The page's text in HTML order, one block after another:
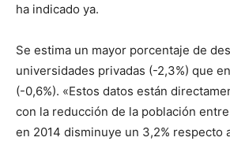
ha indicado ya.
Se estima un mayor porcentaje de
universidades privadas (-2,3%) que
(-0,6%). «Estos datos están
con la reducción de la población
en 2014 disminuye un 3,2% respecto